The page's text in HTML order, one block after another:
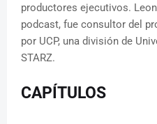
productores ejecutivos.
podcast, fue consultor del
por UCP, una división de
STARZ.
CAPÍTULOS